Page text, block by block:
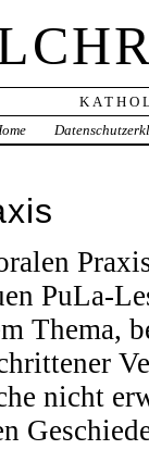
PuLa-
Thema,
nicht